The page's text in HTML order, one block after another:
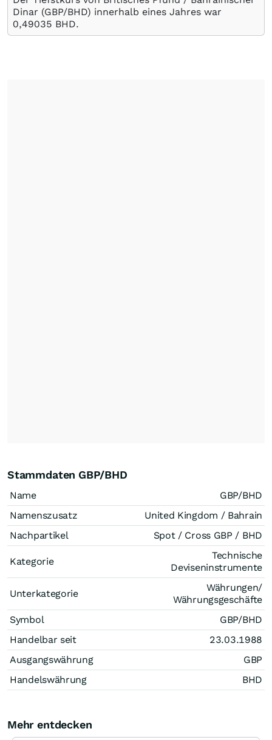
Dinar (GBP/BHD) innerhalb eines Jahres war
0,49035 BHD.
Stammdaten GBP/BHD
Name
GBP/BHD
Namenszusatz
United Kingdom / Bahrain
Nachpartikel
Spot / Cross GBP / BHD
Kategorie
Technische
Deviseninstrumente
Unterkategorie
Währungen/
Währungsgeschäfte
Symbol
GBP/BHD
Handelbar seit
23.03.1988
Ausgangswährung
GBP
Handelswährung
BHD
Mehr entdecken